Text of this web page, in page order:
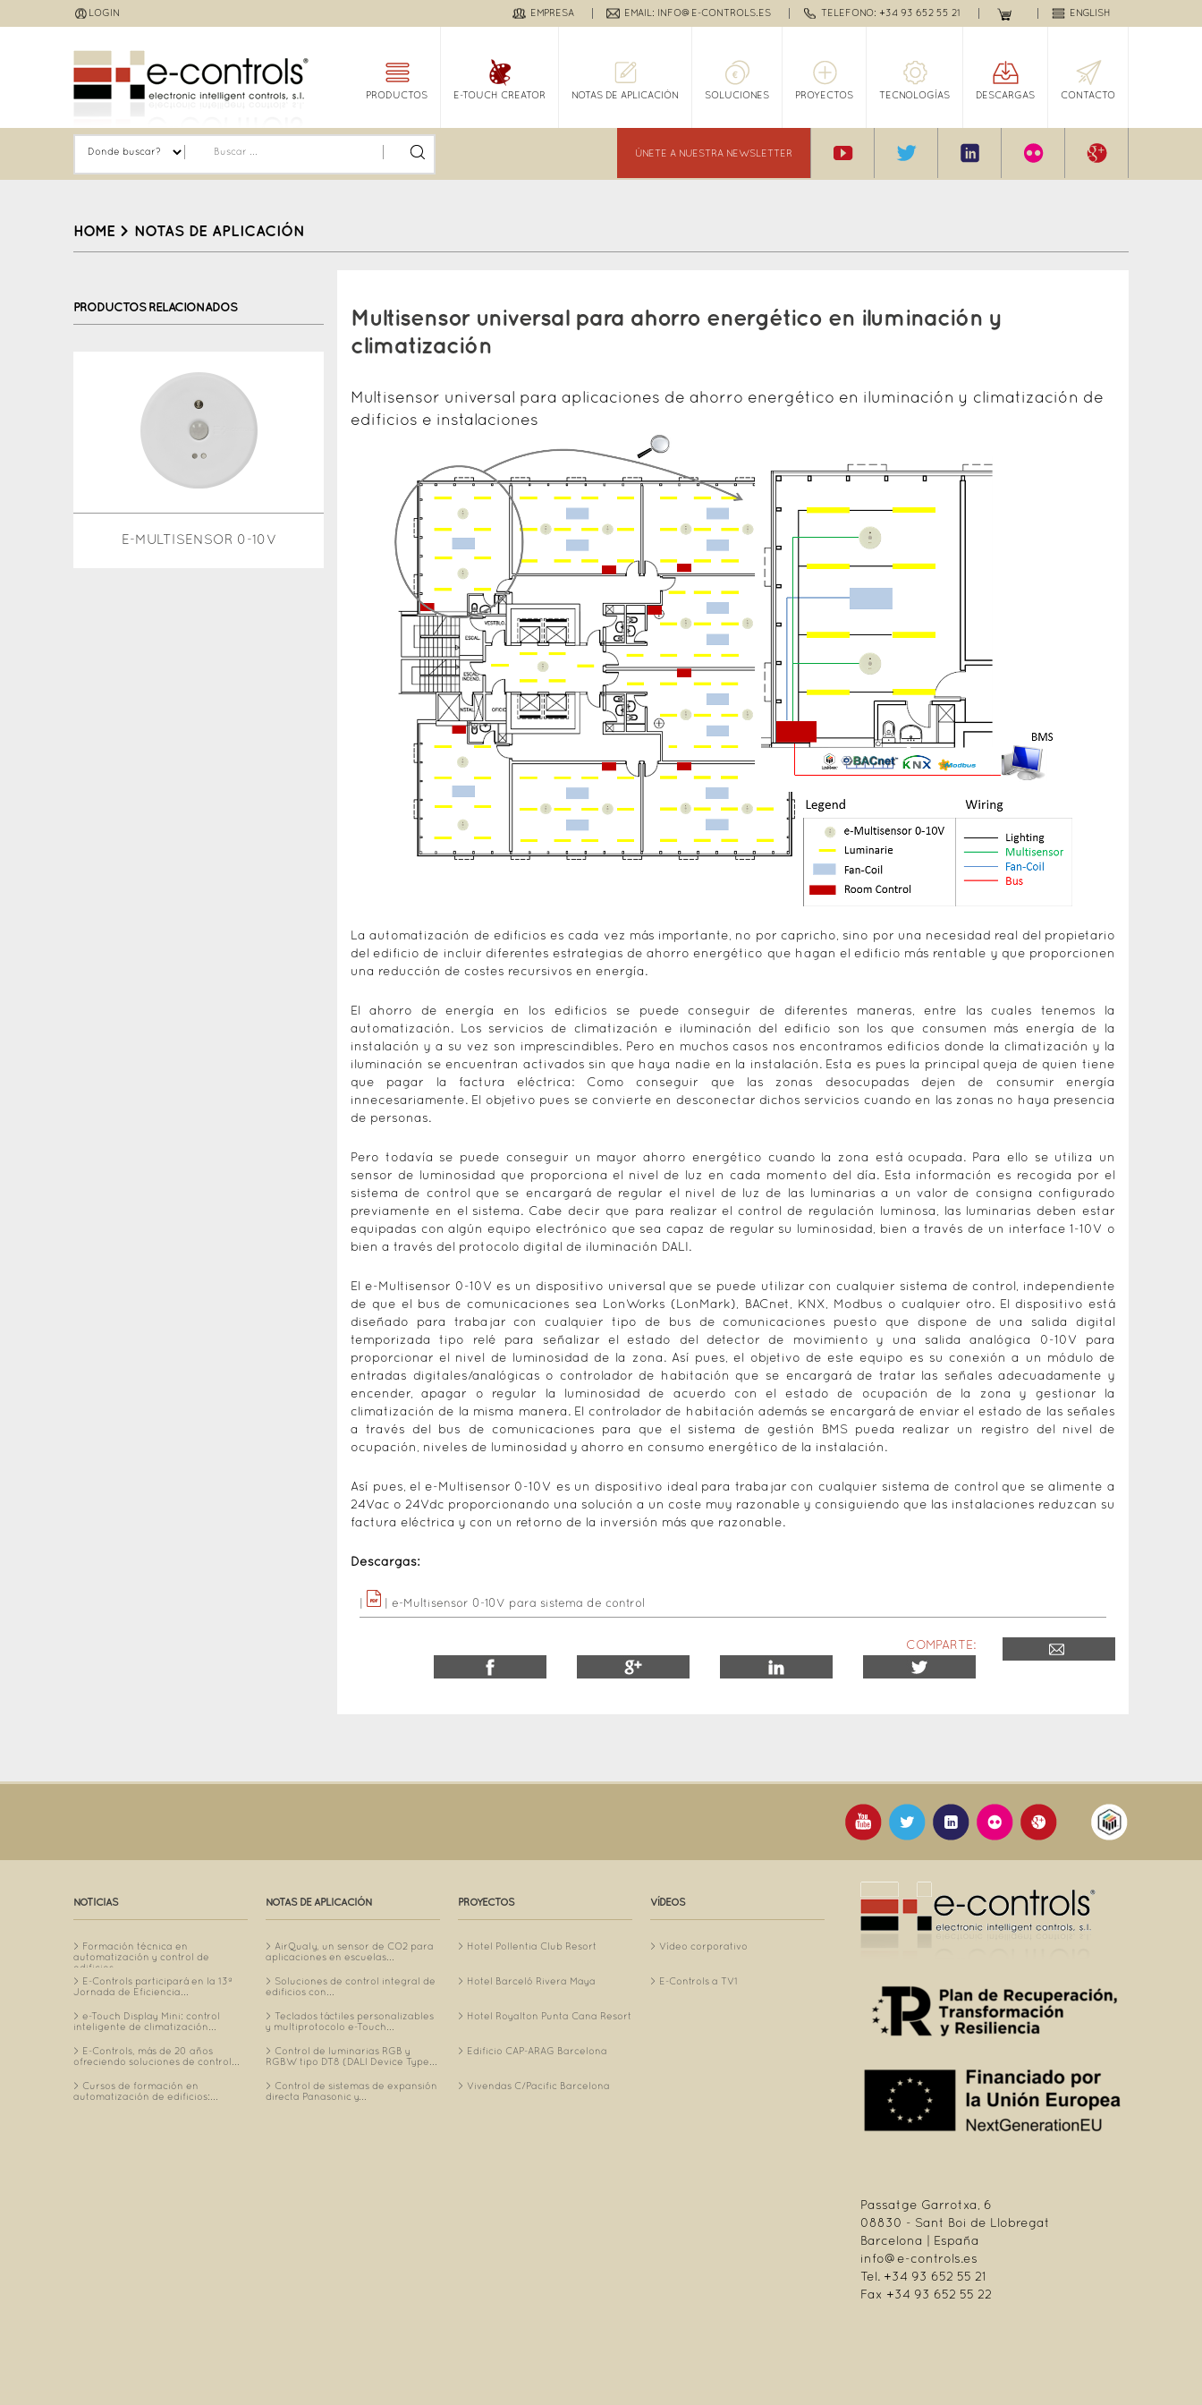
to
LOGIN ENGLISH
EMPRESA EMAIL: INFO@E-CONTROLS.ES TELEFONO: +34 93 652 55 21
PRODUCTOS E-TOUCH CREATOR NOTAS DE APLICACIÓN SOLUCIONES PROYECTOS TECNOLOGÍAS DESCARGAS CONTACTO
ÚNETE A NUESTRA NEWSLETTER
HOME > NOTAS DE APLICACIÓN
top
Multisensor universal para ahorro energético en iluminación y
climatización
Multisensor universal para aplicaciones de ahorro energético en iluminación y climatización de
edificios e instalaciones
La automatización de edificios es cada vez más importante, no por capricho, sino por una necesidad real del propietario
del edificio de incluir diferentes estrategias de ahorro energético que hagan el edificio más rentable y que proporcionen
una reducción de costes recursivos en energía.
El ahorro de energía en los edificios se puede conseguir de diferentes maneras, entre las cuales tenemos la
automatización. Los servicios de climatización e iluminación del edificio son los que consumen más energía de la
instalación y a su vez son imprescindibles. Pero en muchos casos nos encontramos edificios donde la climatización y la
iluminación se encuentran activados sin que haya nadie en la instalación. Esta es pues la principal queja de quien tiene
que pagar la factura eléctrica: Como conseguir que las zonas desocupadas dejen de consumir energía
innecesariamente. El objetivo pues se convierte en desconectar dichos servicios cuando en las zonas no haya presencia
de personas.
Pero todavía se puede conseguir un mayor ahorro energético cuando la zona está ocupada. Para ello se utiliza un
sensor de luminosidad que proporciona el nivel de luz en cada momento del día. Esta información es recogida por el
sistema de control que se encargará de regular el nivel de luz de las luminarias a un valor de consigna configurado
previamente en el sistema. Cabe decir que para realizar el control de regulación luminosa, las luminarias deben estar
equipadas con algún equipo electrónico que sea capaz de regular su luminosidad, bien a través de un interface 1-10V o
bien a través del protocolo digital de iluminación DALI.
El e-Multisensor 0-10V es un dispositivo universal que se puede utilizar con cualquier sistema de control, independiente
de que el bus de comunicaciones sea LonWorks (LonMark), BACnet, KNX, Modbus o cualquier otro. El dispositivo está
diseñado para trabajar con cualquier tipo de bus de comunicaciones puesto que dispone de una salida digital
temporizada tipo relé para señalizar el estado del detector de movimiento y una salida analógica 0-10V para
proporcionar el nivel de luminosidad de la zona. Así pues, el objetivo de este equipo es su conexión a un módulo de
entradas digitales/analógicas o controlador de habitación que se encargará de tratar las señales adecuadamente y
encender, apagar o regular la luminosidad de acuerdo con el estado de ocupación de la zona y gestionar la
climatización de la misma manera. El controlador de habitación además se encargará de enviar el estado de las señales
a través del bus de comunicaciones para que el sistema de gestión BMS pueda realizar un registro del nivel de
ocupación, niveles de luminosidad y ahorro en consumo energético de la instalación.
Así pues, el e-Multisensor 0-10V es un dispositivo ideal para trabajar con cualquier sistema de control que se alimente a
24Vac o 24Vdc proporcionando una solución a un coste muy razonable y consiguiendo que las instalaciones reduzcan su
factura eléctrica y con un retorno de la inversión más que razonable.
Descargas:
e-Multisensor 0-10V para sistema de control
COMPARTE:
PRODUCTOS RELACIONADOS
E-MULTISENSOR 0-10V
NOTICIAS
Formación técnica en
automatización y control de
edificios...
E-Controls participará en la 13ª
Jornada de Eficiencia...
e-Touch Display Mini: control
inteligente de climatización...
E-Controls, más de 20 años
ofreciendo soluciones de control...
Cursos de formación en
automatización de edificios:...
NOTAS DE APLICACIÓN
AirQualy, un sensor de CO2 para
aplicaciones en escuelas...
Soluciones de control integral de
edificios con...
Teclados táctiles personalizables
y multiprotocolo e-Touch...
Control de luminarias RGB y
RGBW tipo DT8 (DALI Device Type...
Control de sistemas de expansión
directa Panasonic y...
PROYECTOS
Hotel Pollentia Club Resort
Hotel Barceló Rivera Maya
Hotel Royalton Punta Cana Resort
Edificio CAP-ARAG Barcelona
Vivendas C/Pacific Barcelona
VÍDEOS
Vídeo corporativo
E-Controls a TV1
Passatge Garrotxa, 6
08830 - Sant Boi de Llobregat
Barcelona | España
info@e-controls.es
Tel. +34 93 652 55 21
Fax +34 93 652 55 22